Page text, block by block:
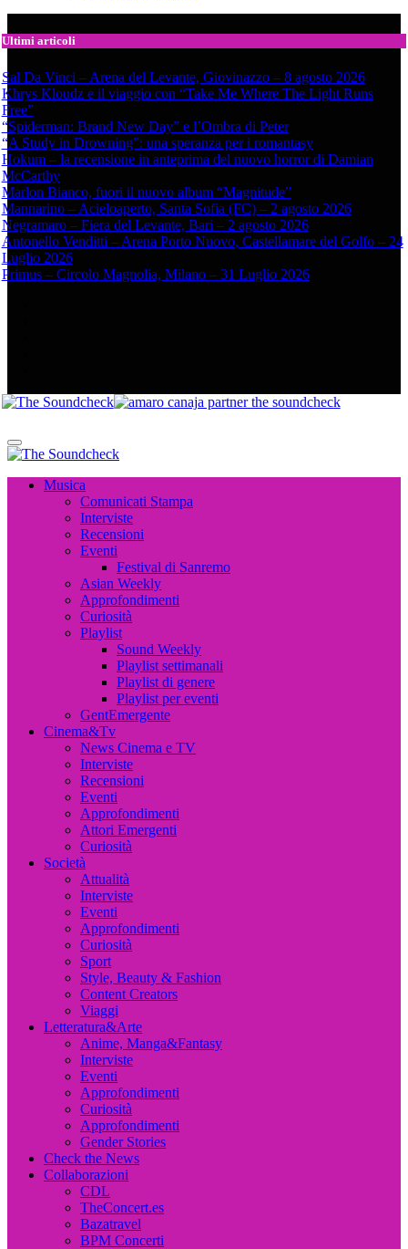
Ultimi articoli
Sal Da Vinci – Arena del Levante, Giovinazzo – 8 agosto 2026
Khrys Kloudz e il viaggio con “Take Me Where The Light Runs
Free”
“Spiderman: Brand New Day” e l’Ombra di Peter
“A Study in Drowning”: una speranza per i romantasy
Hokum – la recensione in anteprima del nuovo horror di Damian
McCarthy
Marlon Bianco, fuori il nuovo album “Magnitude”
Mannarino – Acieloaperto, Santa Sofia (FC) – 2 agosto 2026
Negramaro – Fiera del Levante, Bari – 2 agosto 2026
Antonello Venditti – Arena Porto Nuovo, Castellamare del Golfo – 24
Luglio 2026
Primus – Circolo Magnolia, Milano – 31 Luglio 2026
Musica, Cinema, Arte e Attualità, Interviste e News
Musica
Comunicati Stampa
Interviste
Recensioni
Eventi
Festival di Sanremo
Asian Weekly
Approfondimenti
Curiosità
Playlist
Sound Weekly
Playlist settimanali
Playlist di genere
Playlist per eventi
GentEmergente
Cinema&Tv
News Cinema e TV
Interviste
Recensioni
Eventi
Approfondimenti
Attori Emergenti
Curiosità
Società
Attualità
Interviste
Eventi
Approfondimenti
Curiosità
Sport
Style, Beauty & Fashion
Content Creators
Viaggi
Letteratura&Arte
Anime, Manga&Fantasy
Interviste
Eventi
Approfondimenti
Curiosità
Approfondimenti
Gender Stories
Check the News
Collaborazioni
CDL
TheConcert.es
Bazatravel
BPM Concerti